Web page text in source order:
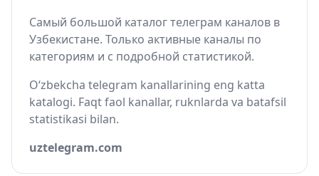
Самый большой каталог телеграм каналов в
Узбекистане. Только активные каналы по
категориям и с подробной статистикой.
O‘zbekcha telegram kanallarining eng katta
katalogi. Faqt faol kanallar, ruknlarda va batafsil
statistikasi bilan.
uztelegram.com